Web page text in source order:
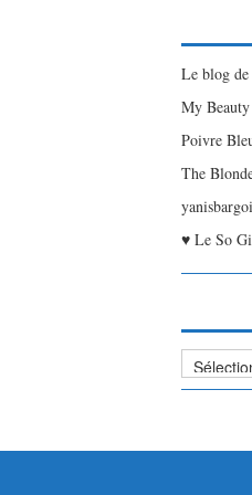
Le blog
My
Poivre
The
♥ Le So
Liste
des